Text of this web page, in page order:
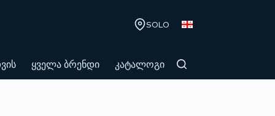
SOLO
ყველა ბრენდი კატალოგი